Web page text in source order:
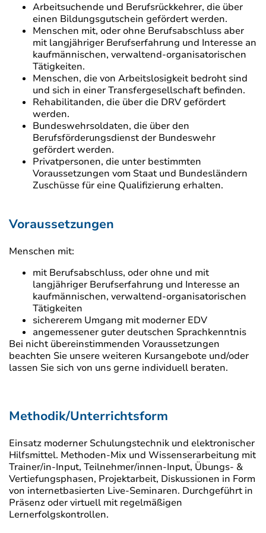
Arbeitsuchende und Berufsrückkehrer, die über
einen Bildungsgutschein gefördert werden.
Menschen mit, oder ohne Berufsabschluss aber
mit langjähriger Berufserfahrung und Interesse an
kaufmännischen, verwaltend-organisatorischen
Tätigkeiten.
Menschen, die von Arbeitslosigkeit bedroht sind
und sich in einer Transfergesellschaft befinden.
Rehabilitanden, die über die DRV gefördert
werden.
Bundeswehrsoldaten, die über den
Berufsförderungsdienst der Bundeswehr
gefördert werden.
Privatpersonen, die unter bestimmten
Voraussetzungen vom Staat und Bundesländern
Zuschüsse für eine Qualifizierung erhalten.
Voraussetzungen
Menschen mit:
mit Berufsabschluss, oder ohne und mit
langjähriger Berufserfahrung und Interesse an
kaufmännischen, verwaltend-organisatorischen
Tätigkeiten
sichererem Umgang mit moderner EDV
angemessener guter deutschen Sprachkenntnis
Bei nicht übereinstimmenden Voraussetzungen
beachten Sie unsere weiteren Kursangebote und/oder
lassen Sie sich von uns gerne individuell beraten.
Methodik/Unterrichtsform
Einsatz moderner Schulungstechnik und elektronischer
Hilfsmittel. Methoden-Mix und Wissenserarbeitung mit
Trainer/in-Input, Teilnehmer/innen-Input, Übungs- &
Vertiefungsphasen, Projektarbeit, Diskussionen in Form
von internetbasierten Live-Seminaren. Durchgeführt in
Präsenz oder virtuell mit regelmäßigen
Lernerfolgskontrollen.